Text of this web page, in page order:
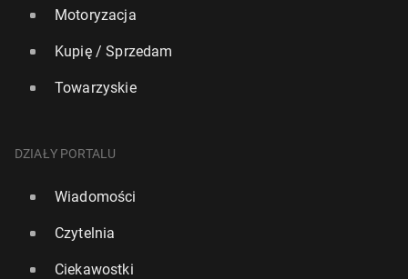
Motoryzacja
Kupię / Sprzedam
Towarzyskie
DZIAŁY PORTALU
Wiadomości
Czytelnia
Ciekawostki